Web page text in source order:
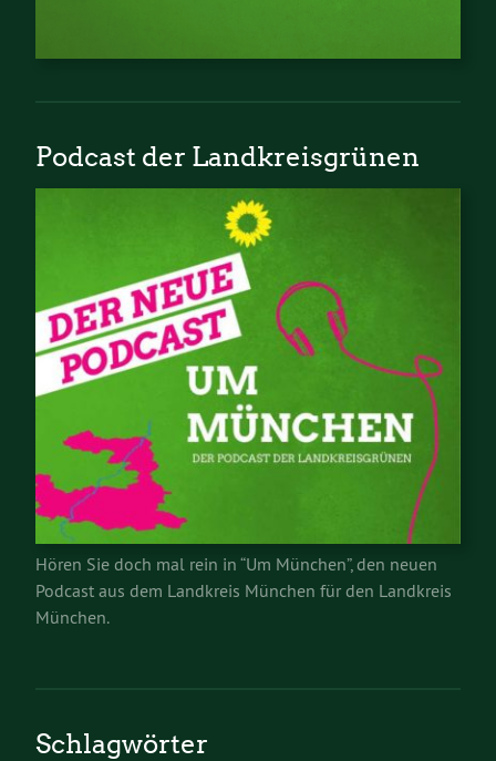
Podcast der Landkreisgrünen
Hören Sie doch mal rein in “Um München”, den neuen
Podcast aus dem Landkreis München für den Landkreis
München.
Schlagwörter